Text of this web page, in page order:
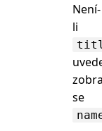
Není-
li
se